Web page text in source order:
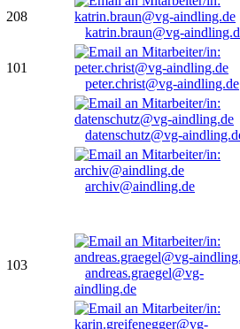
208
katrin.braun@vg-
101
peter.christ@vg-aindling.de
datenschutz@vg-
archiv@aindling.de
103
andreas.graegel@vg-
aindling.de